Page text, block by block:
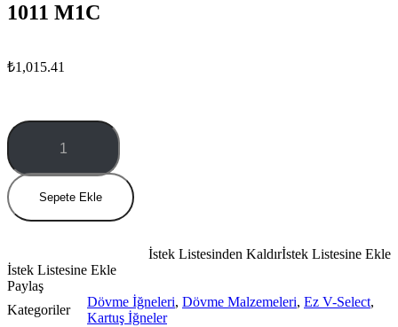
1011 M1C
₺1,015.41
1011
M1C
miktar
Sepete Ekle
İstek Listesine Ekle
İstek Listesinden Kaldır
İstek Listesine Ekle
Paylaş
Kategoriler
Dövme İğneleri, Dövme Malzemeleri, Ez V-Select,
Kartuş İğneler